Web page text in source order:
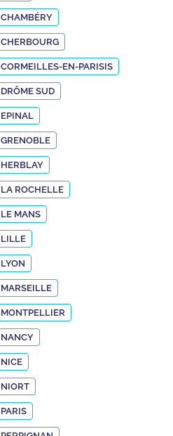
CHAMBÉRY
CHERBOURG
CORMEILLES-EN-PARISIS
DRÔME SUD
EPINAL
GRENOBLE
HERBLAY
LA ROCHELLE
LE MANS
LILLE
LYON
MARSEILLE
MONTPELLIER
NANCY
NICE
NIORT
PARIS